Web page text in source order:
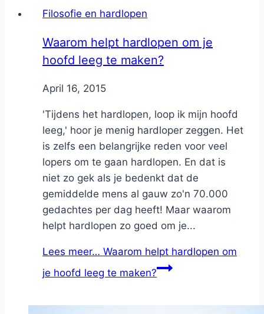
Filosofie en hardlopen
Waarom helpt hardlopen om je
hoofd leeg te maken?
ByNicole
April 16, 2015
'Tijdens het hardlopen, loop ik mijn hoofd
leeg,' hoor je menig hardloper zeggen. Het
is zelfs een belangrijke reden voor veel
lopers om te gaan hardlopen. En dat is
niet zo gek als je bedenkt dat de
gemiddelde mens al gauw zo'n 70.000
gedachtes per dag heeft! Maar waarom
helpt hardlopen zo goed om je...
Lees meer… Waarom helpt hardlopen om
je hoofd leeg te maken?